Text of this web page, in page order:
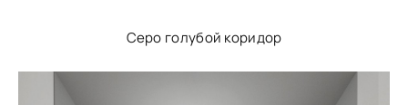
Серо голубой коридор